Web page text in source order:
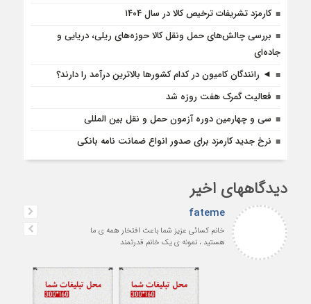
کارمزد تشریفات ترخیص کالا در سال ۱۴۰۴
بررسی چالش‌های حمل ونقل کالا حوزه‌های ریلی، دریایی و
جاده‌ای
◄ رانندگان کامیون در کدام کشورها بالاترین درآمد را دارند؟
فعالیت گمرک هفت روزه شد
سی و چهارمین دوره آزمون حمل و نقل بین المللی
نرخ جدید کارمزد برای صدور انواع ضمانت نامه بانکی
دیدگاههای اخیر
fateme
خانم کسائی عزیز شما باعث افتخار همه ی ما
هستید ، نمونه ی یک خانم قدرتمند